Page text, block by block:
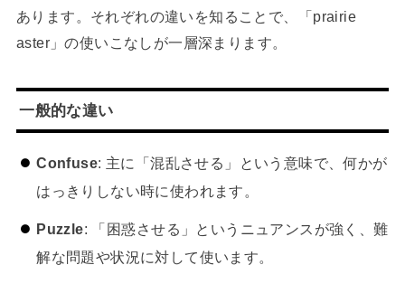
あります。それぞれの違いを知ることで、「prairie
aster」の使いこなしが一層深まります。
一般的な違い
Confuse: 主に「混乱させる」という意味で、何かが
はっきりしない時に使われます。
Puzzle: 「困惑させる」というニュアンスが強く、難
解な問題や状況に対して使います。